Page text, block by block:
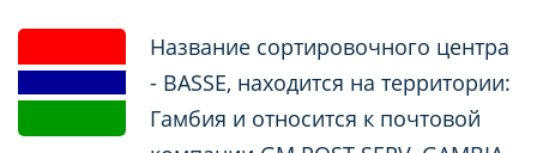
Название сортировочного центра
- BASSE, находится на территории:
Гамбия и относится к почтовой